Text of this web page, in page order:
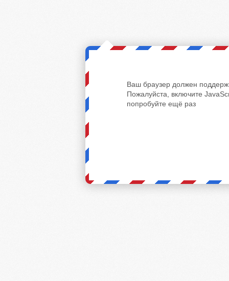
Ваш браузер должен
Пожалуйста, включите
попробуйте ещё раз